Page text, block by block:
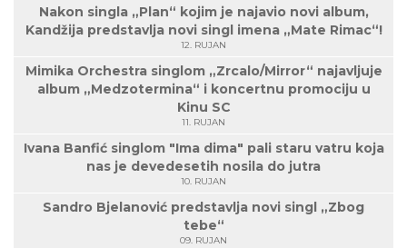
Nakon singla „Plan“ kojim je najavio novi album,
Kandžija predstavlja novi singl imena „Mate Rimac“!
12. RUJAN
Mimika Orchestra singlom „Zrcalo/Mirror“ najavljuje
album „Medzotermina“ i koncertnu promociju u
Kinu SC
11. RUJAN
Ivana Banfić singlom "Ima dima" pali staru vatru koja
nas je devedesetih nosila do jutra
10. RUJAN
Sandro Bjelanović predstavlja novi singl „Zbog
tebe“
09. RUJAN